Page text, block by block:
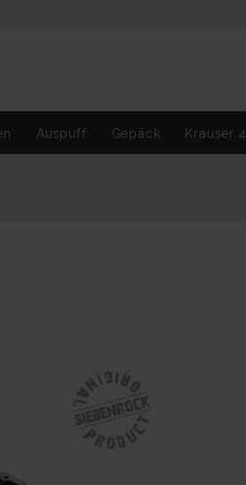
Auspuff Gepäck Krauser